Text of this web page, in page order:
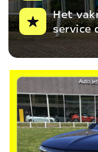
Het
service